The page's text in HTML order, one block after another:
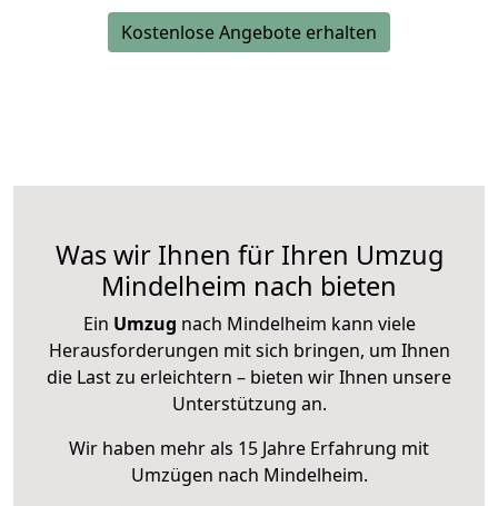
Kostenlose Angebote erhalten
Was wir Ihnen für Ihren Umzug
Mindelheim nach bieten
Ein Umzug nach Mindelheim kann viele
Herausforderungen mit sich bringen, um Ihnen
die Last zu erleichtern – bieten wir Ihnen unsere
Unterstützung an.
Wir haben mehr als 15 Jahre Erfahrung mit
Umzügen nach Mindelheim.